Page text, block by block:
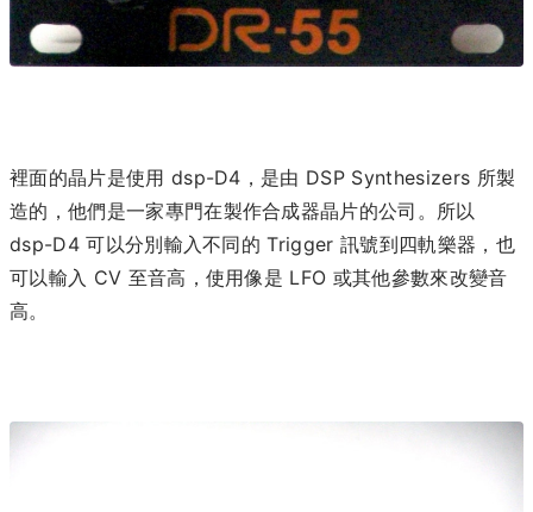
裡面的晶片是使用 dsp-D4，是由 DSP Synthesizers 所製
造的，他們是一家專門在製作合成器晶片的公司。所以
dsp-D4 可以分別輸入不同的 Trigger 訊號到四軌樂器，也
可以輸入 CV 至音高，使用像是 LFO 或其他參數來改變音
高。